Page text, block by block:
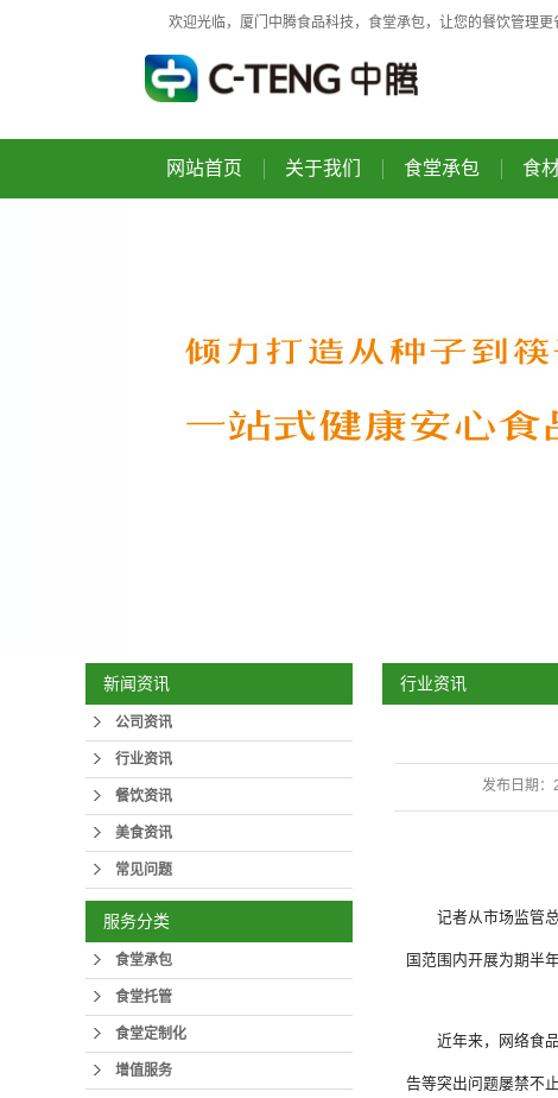
欢迎光临，厦门中腾食品科技，食堂承包，让您的餐饮管理
网站首页 关于我们 食堂承包
增值服务
食
厨
新闻资讯
公司资讯
行业资讯
餐饮资讯
美食资讯
常见问题
服务分类
食堂承包
食堂托管
食堂定制化
增值服务
行业资讯
发布日期：
记者从市场监管
国范围内开展为期半
近年来，网络食
告等突出问题屡禁不